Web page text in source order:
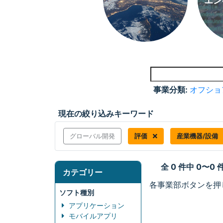
事業分類: オフシ
現在の絞り込みキーワード
グローバル開発 評価 産業機器/設備
カテゴリー
ソフト種別
アプリケーション
モバイルアプリ
全 0 件中 0〜0
各事業部ボタンを